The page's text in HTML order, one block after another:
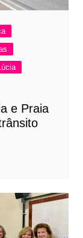
e Praia